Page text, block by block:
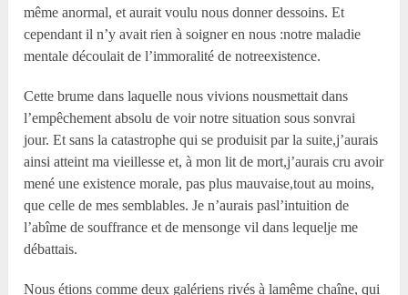
même anormal, et aurait voulu nous donner dessoins. Et
cependant il n’y avait rien à soigner en nous :notre maladie
mentale découlait de l’immoralité de notreexistence.
Cette brume dans laquelle nous vivions nousmettait dans
l’empêchement absolu de voir notre situation sous sonvrai
jour. Et sans la catastrophe qui se produisit par la suite,j’aurais
ainsi atteint ma vieillesse et, à mon lit de mort,j’aurais cru avoir
mené une existence morale, pas plus mauvaise,tout au moins,
que celle de mes semblables. Je n’aurais pasl’intuition de
l’abîme de souffrance et de mensonge vil dans lequelje me
débattais.
Nous étions comme deux galériens rivés à lamême chaîne, qui